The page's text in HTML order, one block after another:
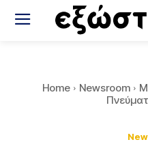
Home Newsroom